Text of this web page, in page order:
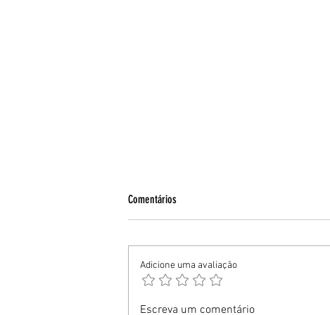
EPTC participa de evento de mobilidade e
Comentários
Adicione uma avaliação
Escreva um comentário